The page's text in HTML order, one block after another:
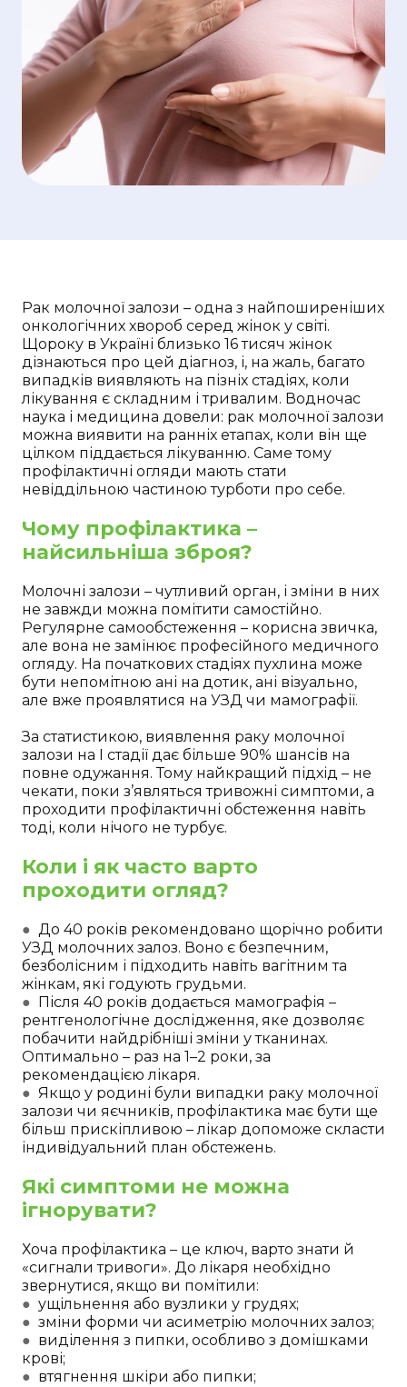
Рак молочної залози – одна з найпоширеніших
онкологічних хвороб серед жінок у світі.
Щороку в Україні близько 16 тисяч жінок
дізнаються про цей діагноз, і, на жаль, багато
випадків виявляють на пізніх стадіях, коли
лікування є складним і тривалим. Водночас
наука і медицина довели: рак молочної залози
можна виявити на ранніх етапах, коли він ще
цілком піддається лікуванню. Саме тому
профілактичні огляди мають стати
невіддільною частиною турботи про себе.
Чому профілактика –
найсильніша зброя?
Молочні залози – чутливий орган, і зміни в них
не завжди можна помітити самостійно.
Регулярне самообстеження – корисна звичка,
але вона не замінює професійного медичного
огляду. На початкових стадіях пухлина може
бути непомітною ані на дотик, ані візуально,
але вже проявлятися на УЗД чи мамографії.
За статистикою, виявлення раку молочної
залози на І стадії дає більше 90% шансів на
повне одужання. Тому найкращий підхід – не
чекати, поки з’являться тривожні симптоми, а
проходити профілактичні обстеження навіть
тоді, коли нічого не турбує.
Коли і як часто варто
проходити огляд?
● До 40 років рекомендовано щорічно робити
УЗД молочних залоз. Воно є безпечним,
безболісним і підходить навіть вагітним та
жінкам, які годують грудьми.
● Після 40 років додається мамографія –
рентгенологічне дослідження, яке дозволяє
побачити найдрібніші зміни у тканинах.
Оптимально – раз на 1–2 роки, за
рекомендацією лікаря.
● Якщо у родині були випадки раку молочної
залози чи яєчників, профілактика має бути ще
більш прискіпливою – лікар допоможе скласти
індивідуальний план обстежень.
Які симптоми не можна
ігнорувати?
Хоча профілактика – це ключ, варто знати й
«сигнали тривоги». До лікаря необхідно
звернутися, якщо ви помітили:
● ущільнення або вузлики у грудях;
● зміни форми чи асиметрію молочних залоз;
● виділення з пипки, особливо з домішками
крові;
● втягнення шкіри або пипки;